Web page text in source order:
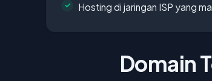
Hosting di jaringan ISP yang
Domain